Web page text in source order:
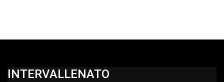
INTERVALLENATO